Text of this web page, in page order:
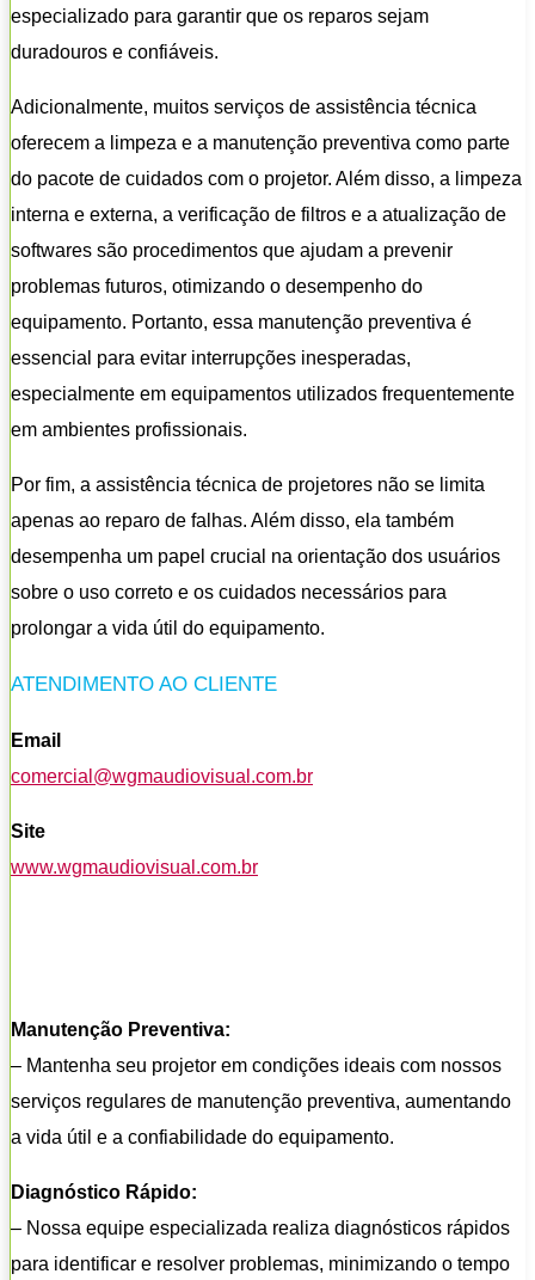
especializado para garantir que os reparos sejam
duradouros e confiáveis.
Adicionalmente, muitos serviços de assistência técnica
oferecem a limpeza e a manutenção preventiva como parte
do pacote de cuidados com o projetor. Além disso, a limpeza
interna e externa, a verificação de filtros e a atualização de
softwares são procedimentos que ajudam a prevenir
problemas futuros, otimizando o desempenho do
equipamento. Portanto, essa manutenção preventiva é
essencial para evitar interrupções inesperadas,
especialmente em equipamentos utilizados frequentemente
em ambientes profissionais.
Por fim, a assistência técnica de projetores não se limita
apenas ao reparo de falhas. Além disso, ela também
desempenha um papel crucial na orientação dos usuários
sobre o uso correto e os cuidados necessários para
prolongar a vida útil do equipamento.
ATENDIMENTO AO CLIENTE
Email
comercial@wgmaudiovisual.com.br
Site
www.wgmaudiovisual.com.br
Manutenção Preventiva:
– Mantenha seu projetor em condições ideais com nossos
serviços regulares de manutenção preventiva, aumentando
a vida útil e a confiabilidade do equipamento.
Diagnóstico Rápido:
– Nossa equipe especializada realiza diagnósticos rápidos
para identificar e resolver problemas, minimizando o tempo